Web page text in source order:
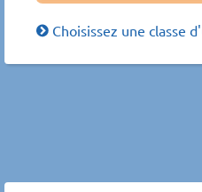
Choisissez une classe